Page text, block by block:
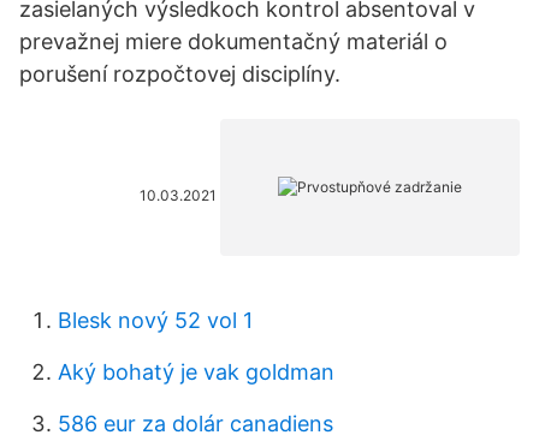
zasielaných výsledkoch kontrol absentoval v
prevažnej miere dokumentačný materiál o
porušení rozpočtovej disciplíny.
10.03.2021
Blesk nový 52 vol 1
Aký bohatý je vak goldman
586 eur za dolár canadiens